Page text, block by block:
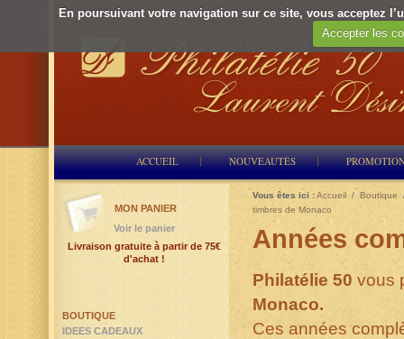
En poursuivant votre navigation sur ce site, vous acceptez
Accepter les
ACCUEIL NOUVEAUTÉS
Vous êtes ici :Accueil / Boutique
timbres de Monaco
Années
Philatélie 50 vous
Monaco.
Ces années
BOUTIQUE
IDEES CADEAUX
MON PANIER
Voir le panier
Livraison gratuite à partir de 75€
d'achat !